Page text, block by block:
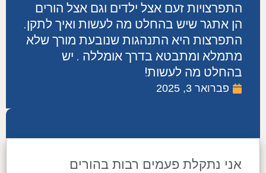
התפרצויות זעם אצל ילדים וגם אצל הורים
הן אתגר שיש בהחלט מה לעשות ואיך לתקן.
התפרצות היא התנהגות שנובעת מורך שלא
מתמלא ומתבטא בדרך אומללה . יש
בהחלט מה לעשות!
פברואר 3, 2025
אני נתקלת פעמים רבות בהורים